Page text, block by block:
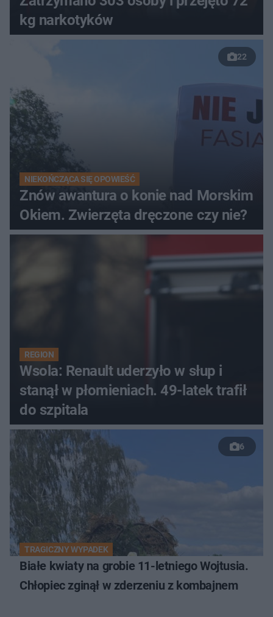
kg narkotyków
22
NIEKOŃCZĄCA SIĘ OPOWIEŚĆ
Znów awantura o konie nad Morskim
Okiem. Zwierzęta dręczone czy nie?
REGION
Wsola: Renault uderzyło w słup i
stanął w płomieniach. 49-latek trafił
do szpitala
6
TRAGICZNY WYPADEK
Białe kwiaty na grobie 11-letniego Wojtusia.
Chłopiec zginął w zderzeniu z kombajnem